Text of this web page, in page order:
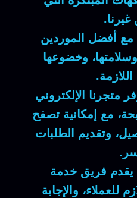
غيرنا.
مع أفضل الموردين
وخضوعها
متجرنا الإلكتروني
مع إمكانية تصفح
وتقديم الطلبات
يقدم فريق خدمة
للعملاء، والإجابة